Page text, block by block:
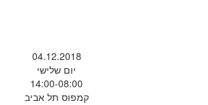
04.12.2018
יום שלישי
14:00-08:00
קמפוס תל אביב